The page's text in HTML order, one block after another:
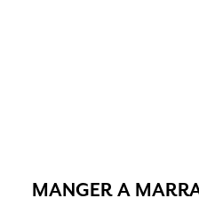
MANGER A